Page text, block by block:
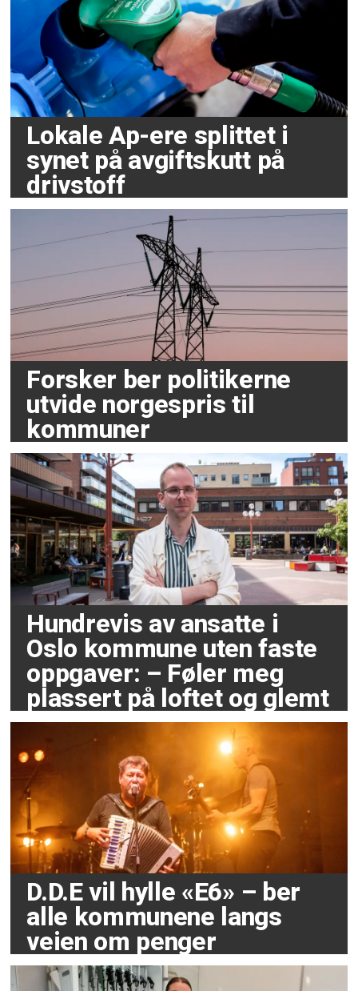
Lokale Ap-ere splittet i
synet på avgiftskutt på
drivstoff
Forsker ber politikerne
utvide norgespris til
kommuner
Hundrevis av ansatte i
Oslo kommune uten faste
oppgaver: – Føler meg
plassert på loftet og glemt
D.D.E vil hylle «E6» – ber
alle kommunene langs
veien om penger